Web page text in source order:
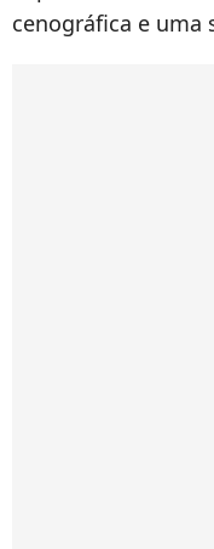
cenográfica e uma